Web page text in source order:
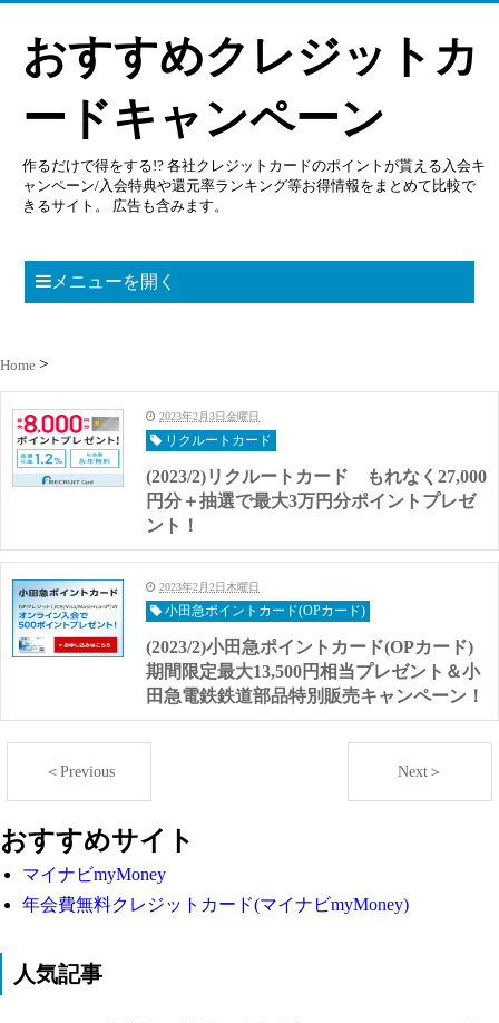
おすすめクレジットカ
ードキャンペーン
作るだけで得をする!? 各社クレジットカードのポイントが貰える入会キ
ャンペーン/入会特典や還元率ランキング等お得情報をまとめて比較で
きるサイト。 広告も含みます。
メニューを開く
Home
2023年2月3日金曜日
リクルートカード
(2023/2)リクルートカード もれなく27,000
円分＋抽選で最大3万円分ポイントプレゼ
ント！
2023年2月2日木曜日
小田急ポイントカード(OPカード)
(2023/2)小田急ポイントカード(OPカード)
期間限定最大13,500円相当プレゼント＆小
田急電鉄鉄道部品特別販売キャンペーン！
＜Previous Next＞
おすすめサイト
マイナビmyMoney
年会費無料クレジットカード(マイナビmyMoney)
人気記事